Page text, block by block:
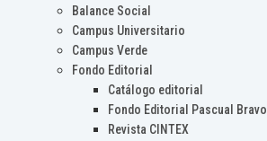
Balance Social
Campus Universitario
Campus Verde
Fondo Editorial
Catálogo editorial
Fondo Editorial Pascual Bravo
Revista CINTEX